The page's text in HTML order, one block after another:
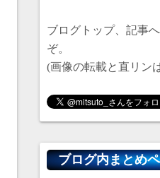
ブログトップ、記事
ぞ。
(画像の転載と直リン
ブログ内まとめ